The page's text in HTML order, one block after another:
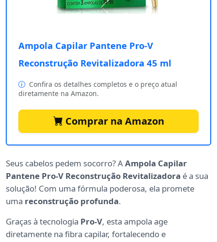
Ampola Capilar Pantene Pro-V
Reconstrução Revitalizadora 45 ml
Confira os detalhes completos e o preço atual
diretamente na Amazon.
Comprar na Amazon
Seus cabelos pedem socorro? AAmpola Capilar
Pantene Pro-V Reconstrução Revitalizadora é a sua
solução! Com uma fórmula poderosa, ela promete
uma reconstrução profunda.
Graças à tecnologia Pro-V, esta ampola age
diretamente na fibra capilar, fortalecendo e